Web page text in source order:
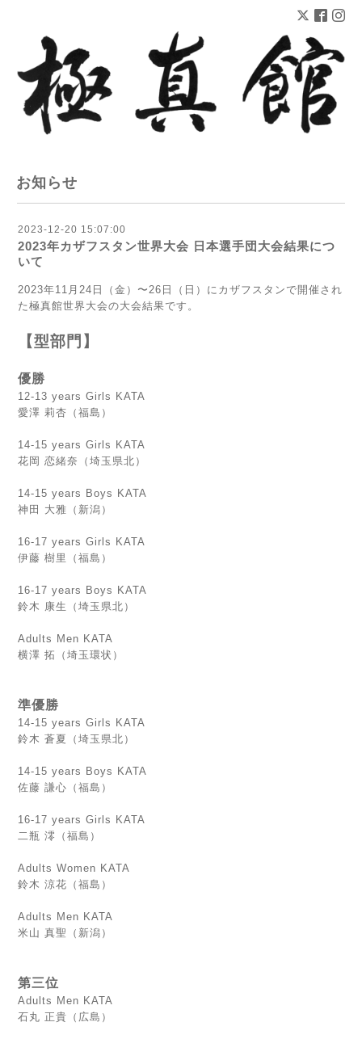
お知らせ
2023-12-20 15:07:00
2023年カザフスタン世界大会 日本選手団大会結果につ
いて
2023年11月24日（金）〜26日（日）にカザフスタンで開催され
た極真館世界大会の大会結果です。
【型部門】
優勝
12-13 years Girls KATA
愛澤 莉杏（福島）
14-15 years Girls KATA
花岡 恋緒奈（埼玉県北）
14-15 years Boys KATA
神田 大雅（新潟）
16-17 years Girls KATA
伊藤 樹里（福島）
16-17 years Boys KATA
鈴木 康生（埼玉県北）
Adults Men KATA
横澤 拓（埼玉環状）
準優勝
14-15 years Girls KATA
鈴木 蒼夏（埼玉県北）
14-15 years Boys KATA
佐藤 謙心（福島）
16-17 years Girls KATA
二瓶 澪（福島）
Adults Women KATA
鈴木 涼花（福島）
Adults Men KATA
米山 真聖（新潟）
第三位
Adults Men KATA
石丸 正貴（広島）